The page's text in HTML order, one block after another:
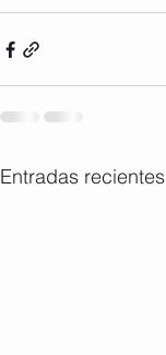
Entradas recientes